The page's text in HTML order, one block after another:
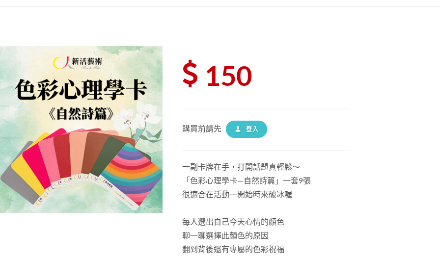
150
購買前請先 登入
一副卡牌在手，打開話題真輕鬆～
「色彩心理學卡—自然詩篇」一套9張
很適合在活動一開始時來破冰喔
每人選出自己今天心情的顏色
聊一聊選擇此顏色的原因
翻到背後還有專屬的色彩祝福